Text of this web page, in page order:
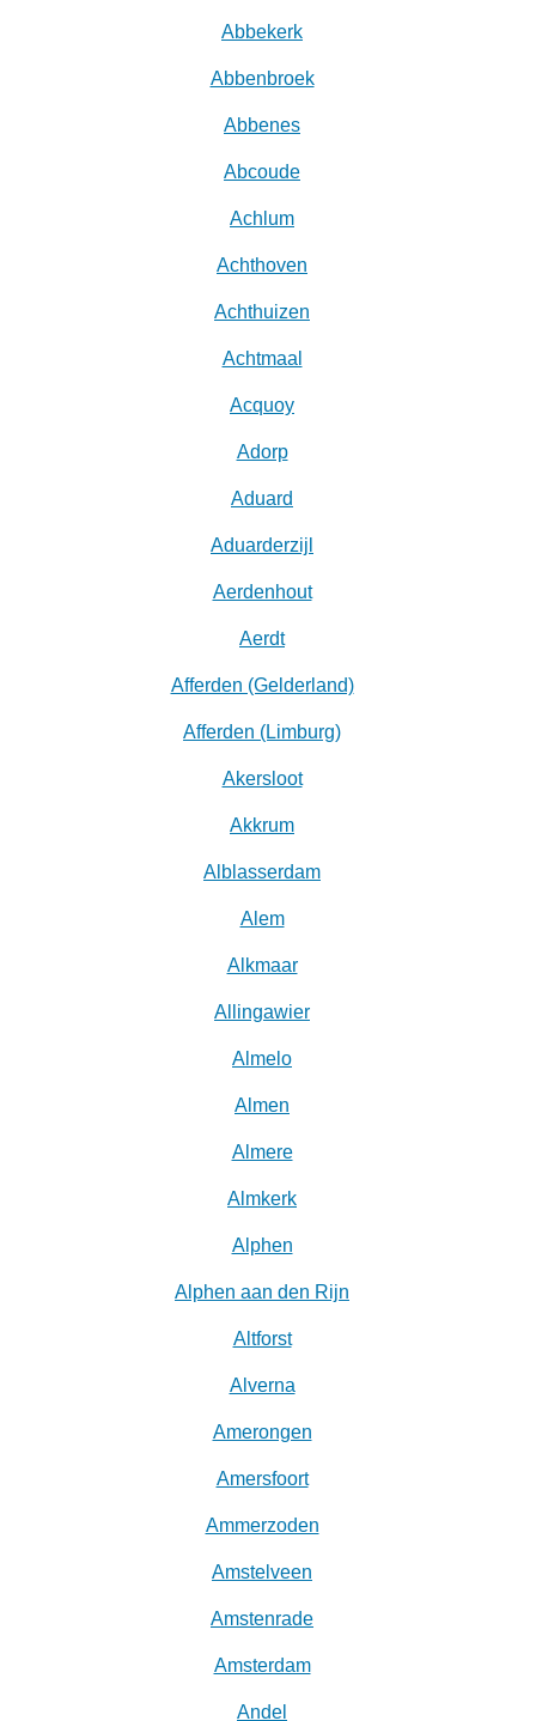
Abbekerk
Abbenbroek
Abbenes
Abcoude
Achlum
Achthoven
Achthuizen
Achtmaal
Acquoy
Adorp
Aduard
Aduarderzijl
Aerdenhout
Aerdt
Afferden (Gelderland)
Afferden (Limburg)
Akersloot
Akkrum
Alblasserdam
Alem
Alkmaar
Allingawier
Almelo
Almen
Almere
Almkerk
Alphen
Alphen aan den Rijn
Altforst
Alverna
Amerongen
Amersfoort
Ammerzoden
Amstelveen
Amstenrade
Amsterdam
Andel